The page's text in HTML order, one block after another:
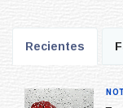
Recientes